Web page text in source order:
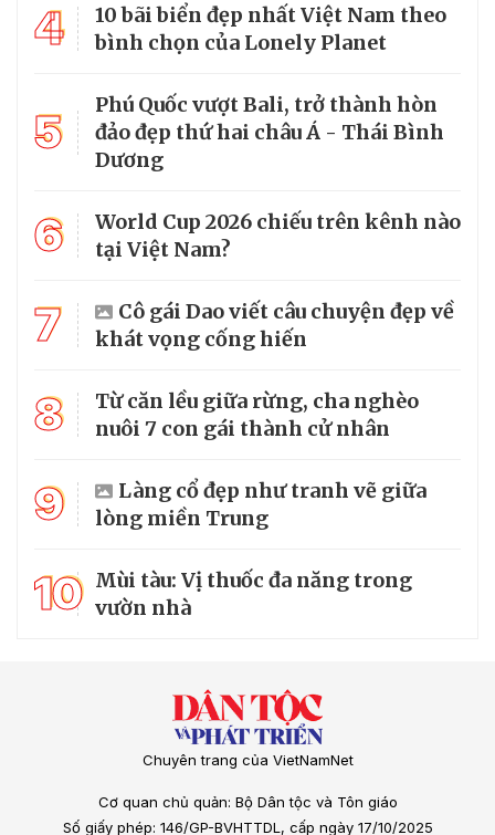
4
10 bãi biển đẹp nhất Việt Nam theo
bình chọn của Lonely Planet
5
Phú Quốc vượt Bali, trở thành hòn
đảo đẹp thứ hai châu Á - Thái Bình
Dương
6
World Cup 2026 chiếu trên kênh nào
tại Việt Nam?
7
Cô gái Dao viết câu chuyện đẹp về
khát vọng cống hiến
8
Từ căn lều giữa rừng, cha nghèo
nuôi 7 con gái thành cử nhân
9
Làng cổ đẹp như tranh vẽ giữa
lòng miền Trung
10 Mùi tàu: Vị thuốc đa năng trong
vườn nhà
Chuyên trang của VietNamNet
Cơ quan chủ quản: Bộ Dân tộc và Tôn giáo
Số giấy phép: 146/GP-BVHTTDL, cấp ngày 17/10/2025